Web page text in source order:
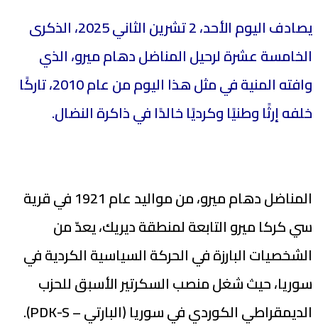
يصادف اليوم الأحد، 2 تشرين الثاني 2025، الذكرى
الخامسة عشرة لرحيل المناضل دهام ميرو، الذي
وافته المنية في مثل هذا اليوم من عام 2010، تاركًا
خلفه إرثًا وطنيًا وكرديًا خالدًا في ذاكرة النضال.
المناضل دهام ميرو، من مواليد عام 1921 في قرية
سي كركا ميرو التابعة لمنطقة ديريك، يعدّ من
الشخصيات البارزة في الحركة السياسية الكردية في
سوريا، حيث شغل منصب السكرتير الأسبق للحزب
الديمقراطي الكوردي في سوريا (البارتي – PDK-S).